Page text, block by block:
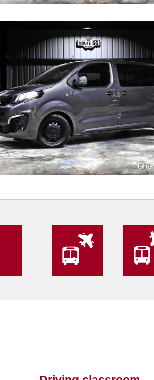
580
7~8